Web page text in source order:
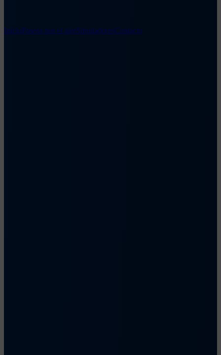
InicioPaseos por el aireSimuladoresContacto